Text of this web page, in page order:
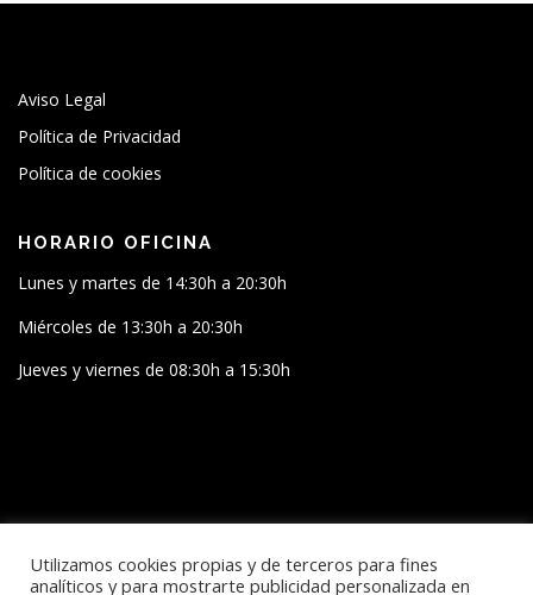
Aviso Legal
Política de Privacidad
Política de cookies
HORARIO OFICINA
Lunes y martes de 14:30h a 20:30h
Miércoles de 13:30h a 20:30h
Jueves y viernes de 08:30h a 15:30h
Utilizamos cookies propias y de terceros para fines
analíticos y para mostrarte publicidad personalizada en